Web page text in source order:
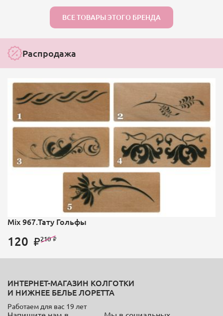
ВСЕ ТОВАРЫ ЭТОГО БРЕНДА
Распродажа
Mix 967.Тату Гольфы
120 210
ИНТЕРНЕТ-МАГАЗИН КОЛГОТКИ
И НИЖНЕЕ БЕЛЬЕ ЛОРЕТТА
Работаем для вас 19 лет